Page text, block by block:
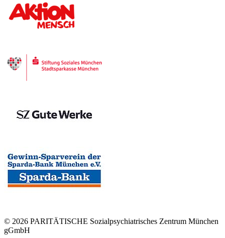
© 2026 PARITÄTISCHE Sozialpsychiatrisches Zentrum München
gGmbH